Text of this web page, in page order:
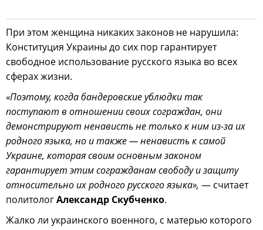
При этом женщина никаких законов не нарушила:
Конституция Украины до сих пор гарантирует
свободное использование русского языка во всех
сферах жизни.
«Поэтому, когда бандеровские ублюдки так
поступают в отношении своих сограждан, они
демонстрируют ненависть не только к ним из-за их
родного языка, но и также — ненависть к самой
Украине, которая своим основным законом
гарантирует этим согражданам свободу и защиту
относительно их родного русского языка», — считает
политологАлександр Скубченко.
Жалко ли украинского военного, с матерью которого